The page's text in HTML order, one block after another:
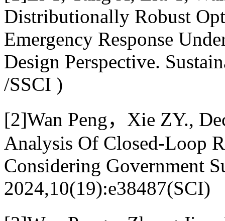
Distributionally Robust
Emergency Response
Design Perspective.
/SSCI )
[2]Wan Peng，Xie ZY.,
Analysis Of Closed-Loop
Considering Government
2024,10(19):e38487(SCI)